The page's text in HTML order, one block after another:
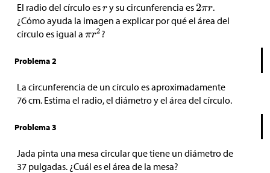
El radio del círculo es y su circunferencia es
.
¿Cómo ayuda la imagen a explicar por qué el área del
círculo es igual a
?
Problema 2
La circunferencia de un círculo es aproximadamente
76 cm. Estima el radio, el diámetro y el área del círculo.
Problema 3
Jada pinta una mesa circular que tiene un diámetro de
37 pulgadas. ¿Cuál es el área de la mesa?